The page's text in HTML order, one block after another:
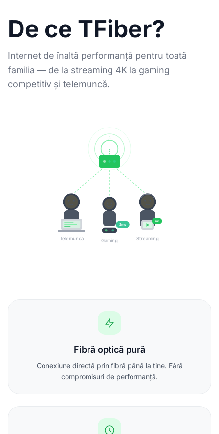
De ce TFiber?
Internet de înaltă performanță pentru toată
familia — de la streaming 4K la gaming
competitiv și telemuncă.
Telemuncă
2ms
Gaming
4K
Streaming
Fibră optică pură
Conexiune directă prin fibră până la tine. Fără
compromisuri de performanță.